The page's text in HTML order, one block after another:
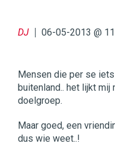
DJ 06-05-2013 @
Mensen die per se
buitenland.. het lijkt
doelgroep.
Maar goed, een
dus wie weet..!